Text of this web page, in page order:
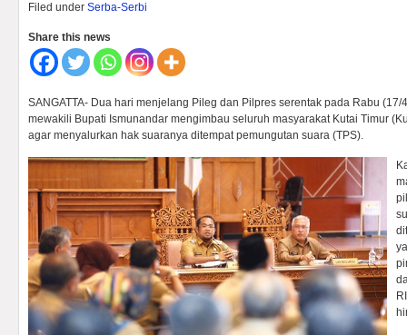
Filed under Serba-Serbi
Share this news
SANGATTA- Dua hari menjelang Pileg dan Pilpres serentak pada Rabu
mewakili Bupati Ismunandar mengimbau seluruh masyarakat Kutai Timur
agar menyalurkan hak suaranya ditempat pemungutan suara (TPS).